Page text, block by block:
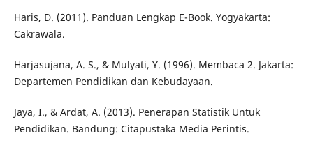
Haris, D. (2011). Panduan Lengkap E-Book. Yogyakarta:
Cakrawala.
Harjasujana, A. S., & Mulyati, Y. (1996). Membaca 2. Jakarta:
Departemen Pendidikan dan Kebudayaan.
Jaya, I., & Ardat, A. (2013). Penerapan Statistik Untuk
Pendidikan. Bandung: Citapustaka Media Perintis.